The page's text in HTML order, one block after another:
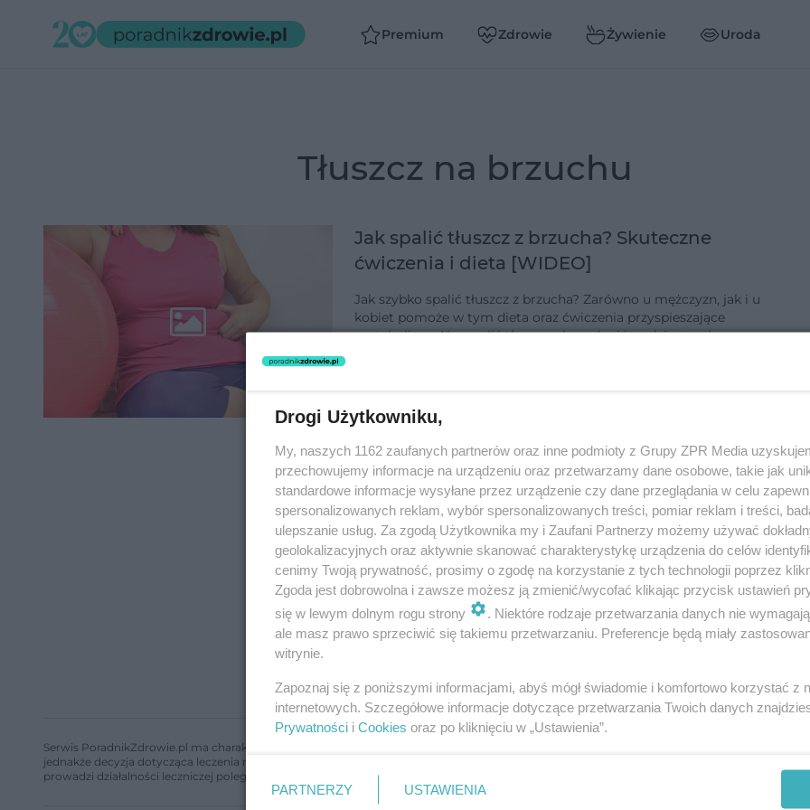
Premium Zdrowie Żywienie Uroda
tłuszcz na brzuchu
Jak spalić tłuszcz z brzucha? Skuteczne
ćwiczenia i dieta [WIDEO]
Jak szybko spalić tłuszcz z brzucha? Zarówno u mężczyzn, jak i u
kobiet pomoże w tym dieta oraz ćwiczenia przyspieszające
metabolizm. Aby spalić tłuszcz z brzucha i boczków trzeba
Serwis PoradnikZdrowie.pl ma charakter edukacyjny, nie stanowi i nie zastępuje porady lekarskiej. Redakcja serwisu dokłada wszelkich
jednakże decyzja dotycząca leczenia należy do lekarza. Redakcja i wydawca serwisu nie ponoszą odpowiedzialności wynikającej z
prowadzi działalności leczniczej polegającej na udzielaniu świadczeń zdrowotnych w rozumieniu art. 3 ust 1 ustawy o działalności leczniczej.
Drogi Użytkowniku,
My, naszych 1162 zaufanych partnerów oraz inne podmioty z Grupy ZPR Media
przechowujemy informacje na urządzeniu oraz przetwarzamy dane osobowe, takie jak
standardowe informacje wysyłane przez urządzenie czy dane przeglądania w celu
spersonalizowanych reklam, wybór spersonalizowanych treści, pomiar reklam i treści,
ulepszanie usług. Za zgodą Użytkownika my i Zaufani Partnerzy możemy używać
geolokalizacyjnych oraz aktywnie skanować charakterystykę urządzenia do celów
cenimy Twoją prywatność, prosimy o zgodę na korzystanie z tych technologii poprzez
Zgoda jest dobrowolna i zawsze możesz ją zmienić/wycofać klikając przycisk ustawień
się w lewym dolnym rogu strony
. Niektóre rodzaje przetwarzania danych nie
ale masz prawo sprzeciwić się takiemu przetwarzaniu. Preferencje będą miały
witrynie.
Zapoznaj się z poniższymi informacjami, abyś mógł świadomie i komfortowo korzystać z
internetowych. Szczegółowe informacje dotyczące przetwarzania Twoich danych
Prywatności i Cookies oraz po kliknięciu w „Ustawienia”.
PARTNERZY USTAWIENIA